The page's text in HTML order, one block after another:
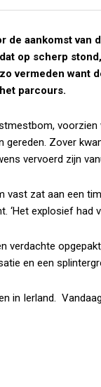
de aankomst van
op scherp
vermeden want
parcours.
voorzien
gereden. Zover
vervoerd zijn
vast zat aan een
‘Het explosief had
verdachte
en een
in Ierland.